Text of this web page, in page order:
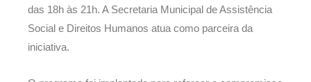
das 18h às 21h. A Secretaria Municipal de Assistência
Social e Direitos Humanos atua como parceira da
iniciativa.